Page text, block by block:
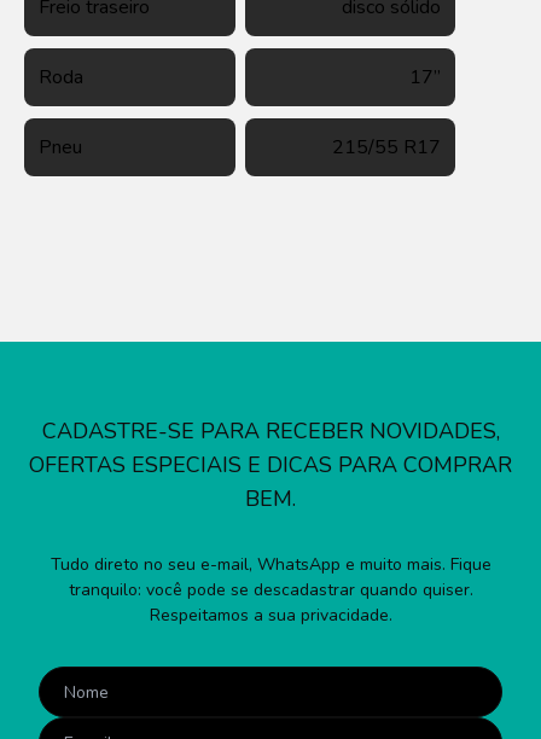
Freio traseiro disco sólido
Roda 17”
Pneu 215/55 R17
CADASTRE-SE PARA RECEBER NOVIDADES,
OFERTAS ESPECIAIS E DICAS PARA COMPRAR
BEM.
Tudo direto no seu e-mail, WhatsApp e muito mais. Fique
tranquilo: você pode se descadastrar quando quiser.
Respeitamos a sua privacidade.